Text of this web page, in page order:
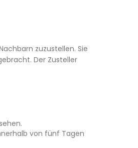
zuzustellen. Sie
Der Zusteller
von fünf Tagen